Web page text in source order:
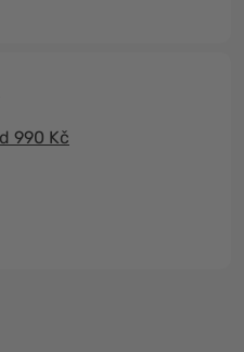
990 Kč